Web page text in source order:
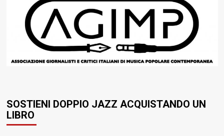
SOSTIENI DOPPIO JAZZ ACQUISTANDO UN
LIBRO